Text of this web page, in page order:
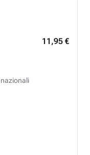
11,95 €